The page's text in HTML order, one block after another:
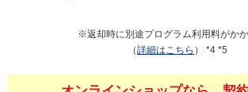
※返却時に別途プログラム利用料がか
（詳細はこちら ） *4 *5